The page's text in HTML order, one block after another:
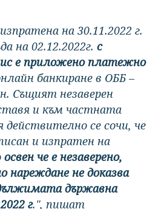
на 30.11.2022 г.
на 02.12.2022г. с
е приложено платежно
банкиране в ОББ –
Същият незаверен
и към частната
се сочи, че
и изпратен на
освен че е незаверено,
не доказва
държавна
г.", пишат